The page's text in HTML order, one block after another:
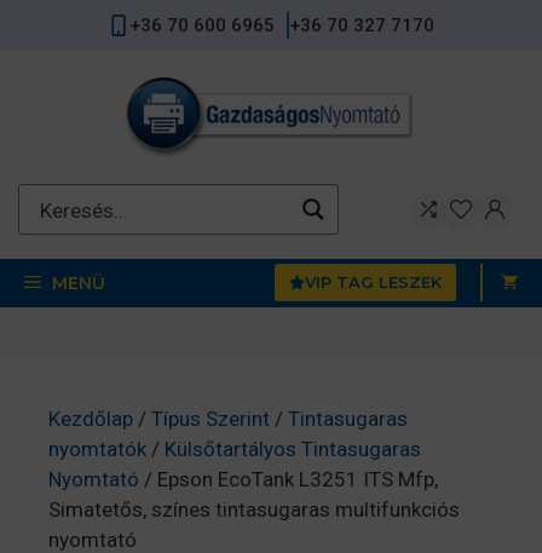
+36 70 600 6965 +36 70 327 7170
MENÜ VIP TAG LESZEK
Kezdőlap / Típus Szerint / Tintasugaras
nyomtatók / Külsőtartályos Tintasugaras
Nyomtató / Epson EcoTank L3251 ITS Mfp,
Simatetős, színes tintasugaras multifunkciós
nyomtató